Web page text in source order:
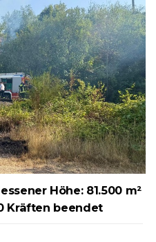
Höhe: 81.500 m²
Kräften beendet